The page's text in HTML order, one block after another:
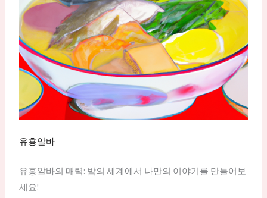
유흥알바
유흥알바의 매력: 밤의 세계에서 나만의 이야기를 만들어보
세요!